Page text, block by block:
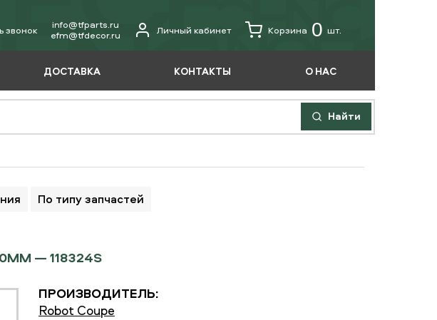
звонок
info@tfparts.ru
еfm@tfdecor.ru
Личный кабинет Корзина 0 шт.
ДОСТАВКА КОНТАКТЫ О НАС
Найти
По типу запчастей
— 118324S
ПРОИЗВОДИТЕЛЬ:
Robot Coupe